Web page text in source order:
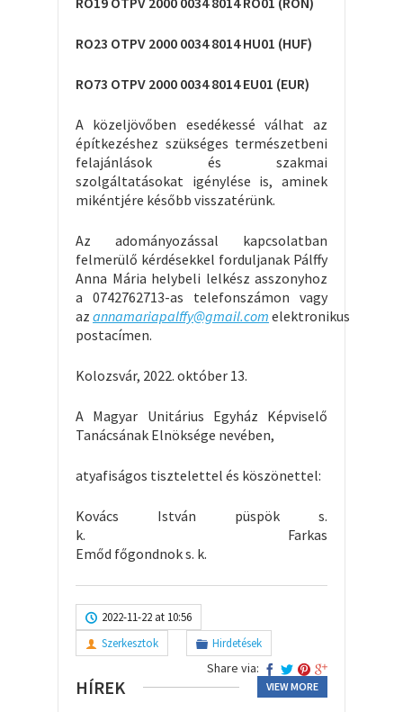
RO23 OTPV 2000 0034 8014 HU01 (HUF)
RO73 OTPV 2000 0034 8014 EU01 (EUR)
A közeljövőben esedékessé válhat az
építkezéshez szükséges természetbeni
felajánlások és szakmai
szolgáltatásokat igénylése is, aminek
mikéntjére később visszatérünk.
Az adományozással kapcsolatban
felmerülő kérdésekkel forduljanak Pálffy
Anna Mária helybeli lelkész asszonyhoz
a 0742762713-as telefonszámon vagy
az annamariapalffy@gmail.com elektronikus
postacímen.
Kolozsvár, 2022. október 13.
A Magyar Unitárius Egyház Képviselő
Tanácsának Elnöksége nevében,
atyafiságos tisztelettel és köszönettel:
Kovács István püspök s.
k. Farkas
Emőd főgondnok s. k.
2022-11-22 at 10:56
Szerkesztok
Hirdetések
Share via:
HÍREK VIEW MORE